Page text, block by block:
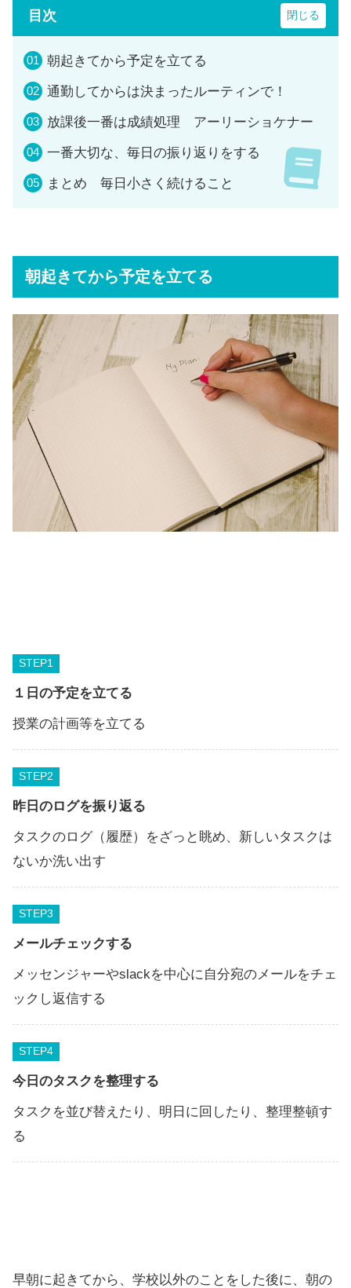
目次
朝起きてから予定を立てる
通勤してからは決まったルーティンで！
放課後一番は成績処理 アーリーショケナー
一番大切な、毎日の振り返りをする
まとめ 毎日小さく続けること
朝起きてから予定を立てる
STEP
１日の予定を立てる
授業の計画等を立てる
STEP
昨日のログを振り返る
タスクのログ（履歴）をざっと眺め、新しいタスクは
ないか洗い出す
STEP
メールチェックする
メッセンジャーやslackを中心に自分宛のメールをチェ
ックし返信する
STEP
今日のタスクを整理する
タスクを並び替えたり、明日に回したり、整理整頓す
る
早朝に起きてから、学校以外のことをした後に、朝の